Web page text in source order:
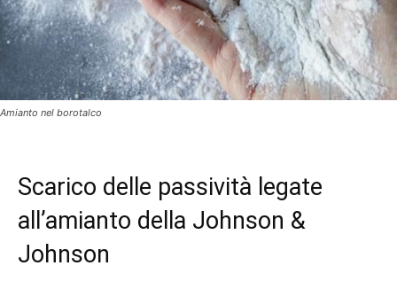
Amianto nel borotalco
Scarico delle passività legate
all’amianto della Johnson &
Johnson